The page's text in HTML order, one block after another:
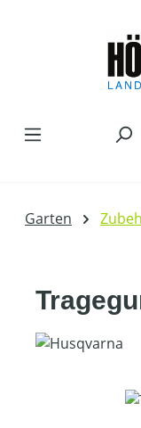
Garten
Bildergalerie